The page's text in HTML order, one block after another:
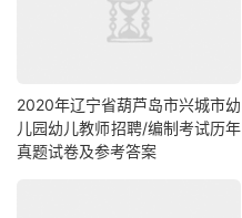
2020年辽宁省葫芦岛市兴城市幼
儿园幼儿教师招聘/编制考试历年
真题试卷及参考答案